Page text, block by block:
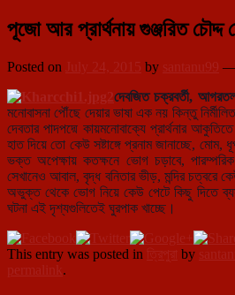
পূজো আর প্রার্থনায় গুঞ্জরিত চৌদ্দ
Posted on July 24, 2015 by santanu99
দেবজিত চক্রবর্তী,
মনোবাসনা পৌঁছে দেয়ার ভাষা এক নয় কিন্তু
দেবতার পাদপদ্মে কায়মনোবাক্যে প্রার্থনার
হাত দিয়ে তো কেউ সষ্টাঙ্গে প্রনাম জানাচ্ছে, মোম,
ভক্ত অপেক্ষায় কতক্ষনে ভোগ চড়াবে, পারম্পরিক
সেখানেও আবাল, বৃদ্ধ বনিতার ভীড়, মন্দির চত্বরে
অভুক্ত থেকে ভোগ নিয়ে কেউ পেটে কিছু দিতে
ঘটনা এই দৃশ্যগুলিতেই ঘুরপাক খাচ্ছে।
This entry was posted in ত্রিপুরা by
permalink.